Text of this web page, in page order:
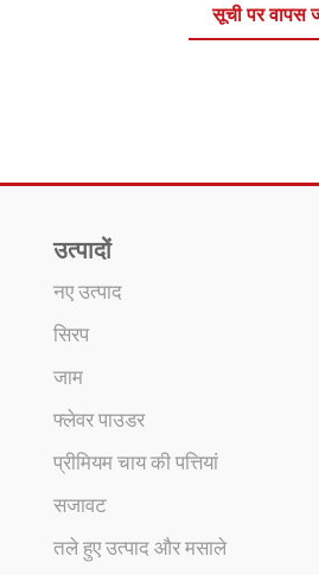
सूची पर वापस
उत्पादों
नए उत्पाद
सिरप
जाम
फ्लेवर पाउडर
प्रीमियम चाय की पत्तियां
सजावट
तले हुए उत्पाद और मसाले